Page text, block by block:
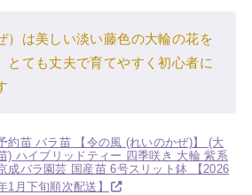
）は美しい淡い藤色の大輪の花を
とても丈夫で育てやすく初心者に
約苗 バラ苗 【令の風 (れいのかぜ)】 (大
) ハイブリッドティー 四季咲き 大輪 紫系
成バラ園芸 国産苗 6号スリット鉢 【2026
1月下旬順次配送】